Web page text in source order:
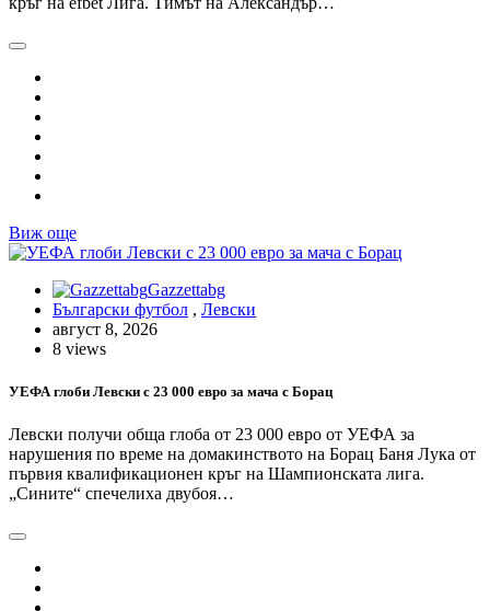
Виж още
Gazzettabg
Български футбол , Левски
август 8, 2026
8 views
УЕФА глоби Левски с 23 000 евро за мача с Борац
Левски получи обща глоба от 23 000 евро от УЕФА за
нарушения по време на домакинството на Борац Баня Лука от
първия квалификационен кръг на Шампионската лига.
„Сините“ спечелиха двубоя…